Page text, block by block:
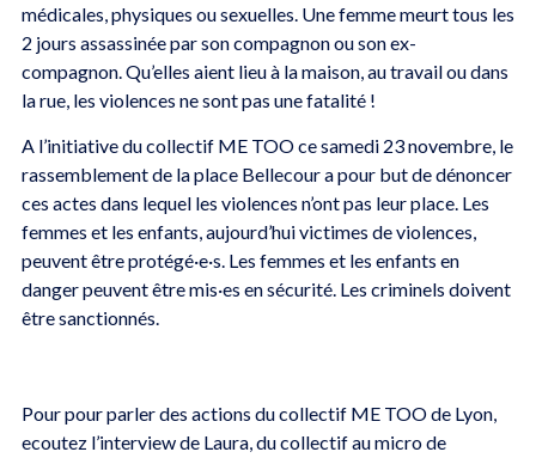
médicales, physiques ou sexuelles. Une femme meurt tous les
2 jours assassinée par son compagnon ou son ex-
compagnon. Qu’elles aient lieu à la maison, au travail ou dans
la rue, les violences ne sont pas une fatalité !
A l’initiative du collectif ME TOO ce samedi 23 novembre, le
rassemblement de la place Bellecour a pour but de dénoncer
ces actes dans lequel les violences n’ont pas leur place. Les
femmes et les enfants, aujourd’hui victimes de violences,
peuvent être protégé·e·s. Les femmes et les enfants en
danger peuvent être mis·es en sécurité. Les criminels doivent
être sanctionnés.
Pour pour parler des actions du collectif ME TOO de Lyon,
ecoutez l’interview de Laura, du collectif au micro de